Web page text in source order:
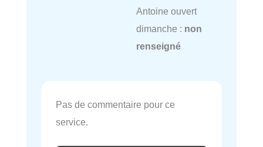
Antoine ouvert
dimanche : non
renseigné
Pas de commentaire pour ce
service.